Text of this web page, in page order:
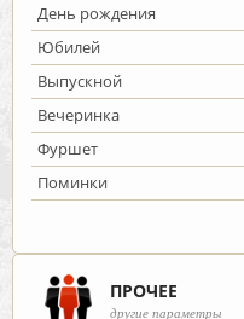
День рождения
Юбилей
Выпускной
Вечеринка
Фуршет
Поминки
ПРОЧЕЕ
другие параметры